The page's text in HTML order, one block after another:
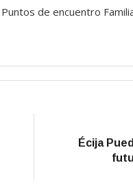
de encuentro
Écija